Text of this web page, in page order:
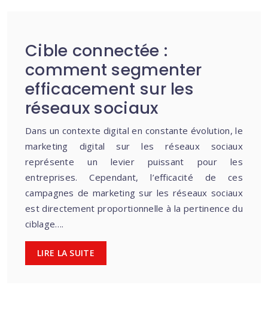
Cible connectée :
comment segmenter
efficacement sur les
réseaux sociaux
Dans un contexte digital en constante évolution, le
marketing digital sur les réseaux sociaux
représente un levier puissant pour les
entreprises. Cependant, l’efficacité de ces
campagnes de marketing sur les réseaux sociaux
est directement proportionnelle à la pertinence du
ciblage….
LIRE LA SUITE